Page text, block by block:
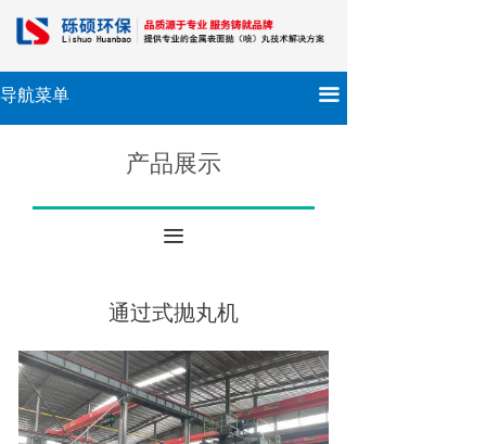
끀
导航菜单
끀
产品展示
通过式抛丸机